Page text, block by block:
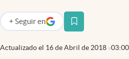
Argentina
Actualizado el 16 de Abril de 2018 03:00
+ Seguir en
abre en nueva pestaña